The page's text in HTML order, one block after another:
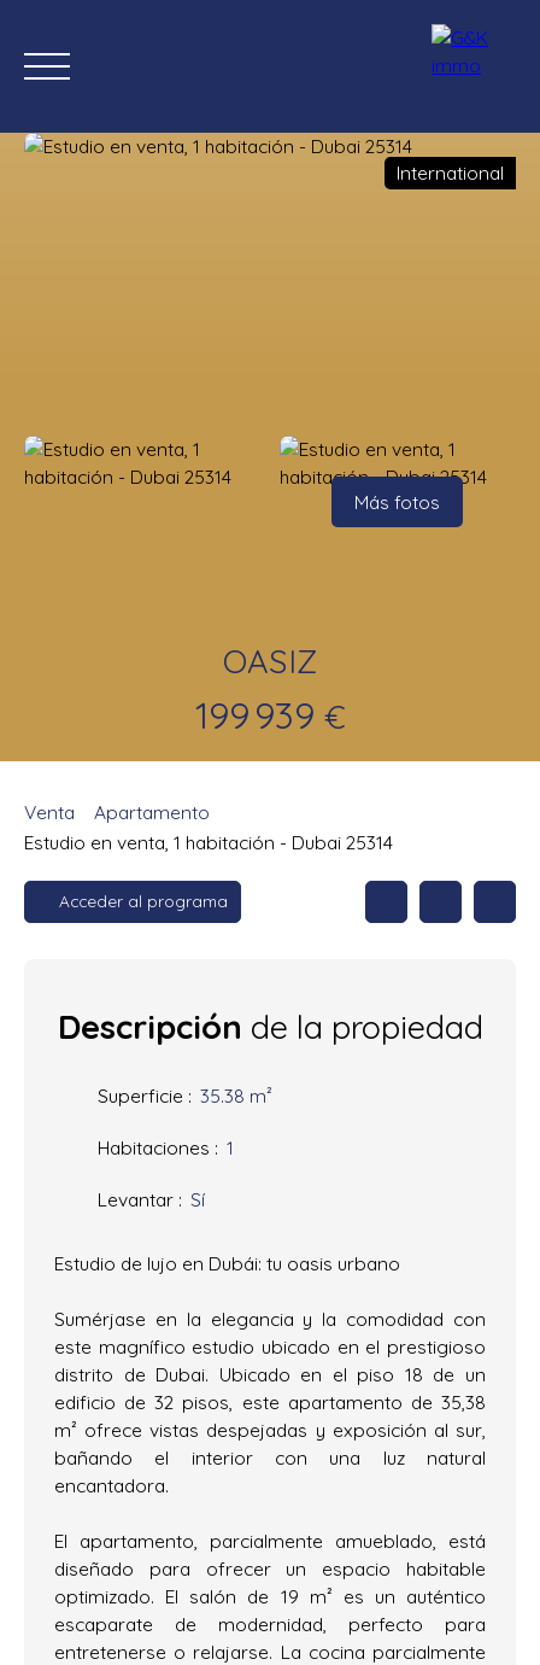
Estimación
International
Más fotos
OASIZ
199 939 €
Venta
Apartamento
Estudio en venta, 1 habitación - Dubai 25314
Acceder al programa
Descripción de la propiedad
Superficie : 35.38 m²
Habitaciones : 1
Levantar : Sí
Estudio de lujo en Dubái: tu oasis urbano
Sumérjase en la elegancia y la comodidad con
este magnífico estudio ubicado en el prestigioso
distrito de Dubai. Ubicado en el piso 18 de un
edificio de 32 pisos, este apartamento de 35,38
m² ofrece vistas despejadas y exposición al sur,
bañando el interior con una luz natural
encantadora.
El apartamento, parcialmente amueblado, está
diseñado para ofrecer un espacio habitable
optimizado. El salón de 19 m² es un auténtico
escaparate de modernidad, perfecto para
entretenerse o relajarse. La cocina parcialmente